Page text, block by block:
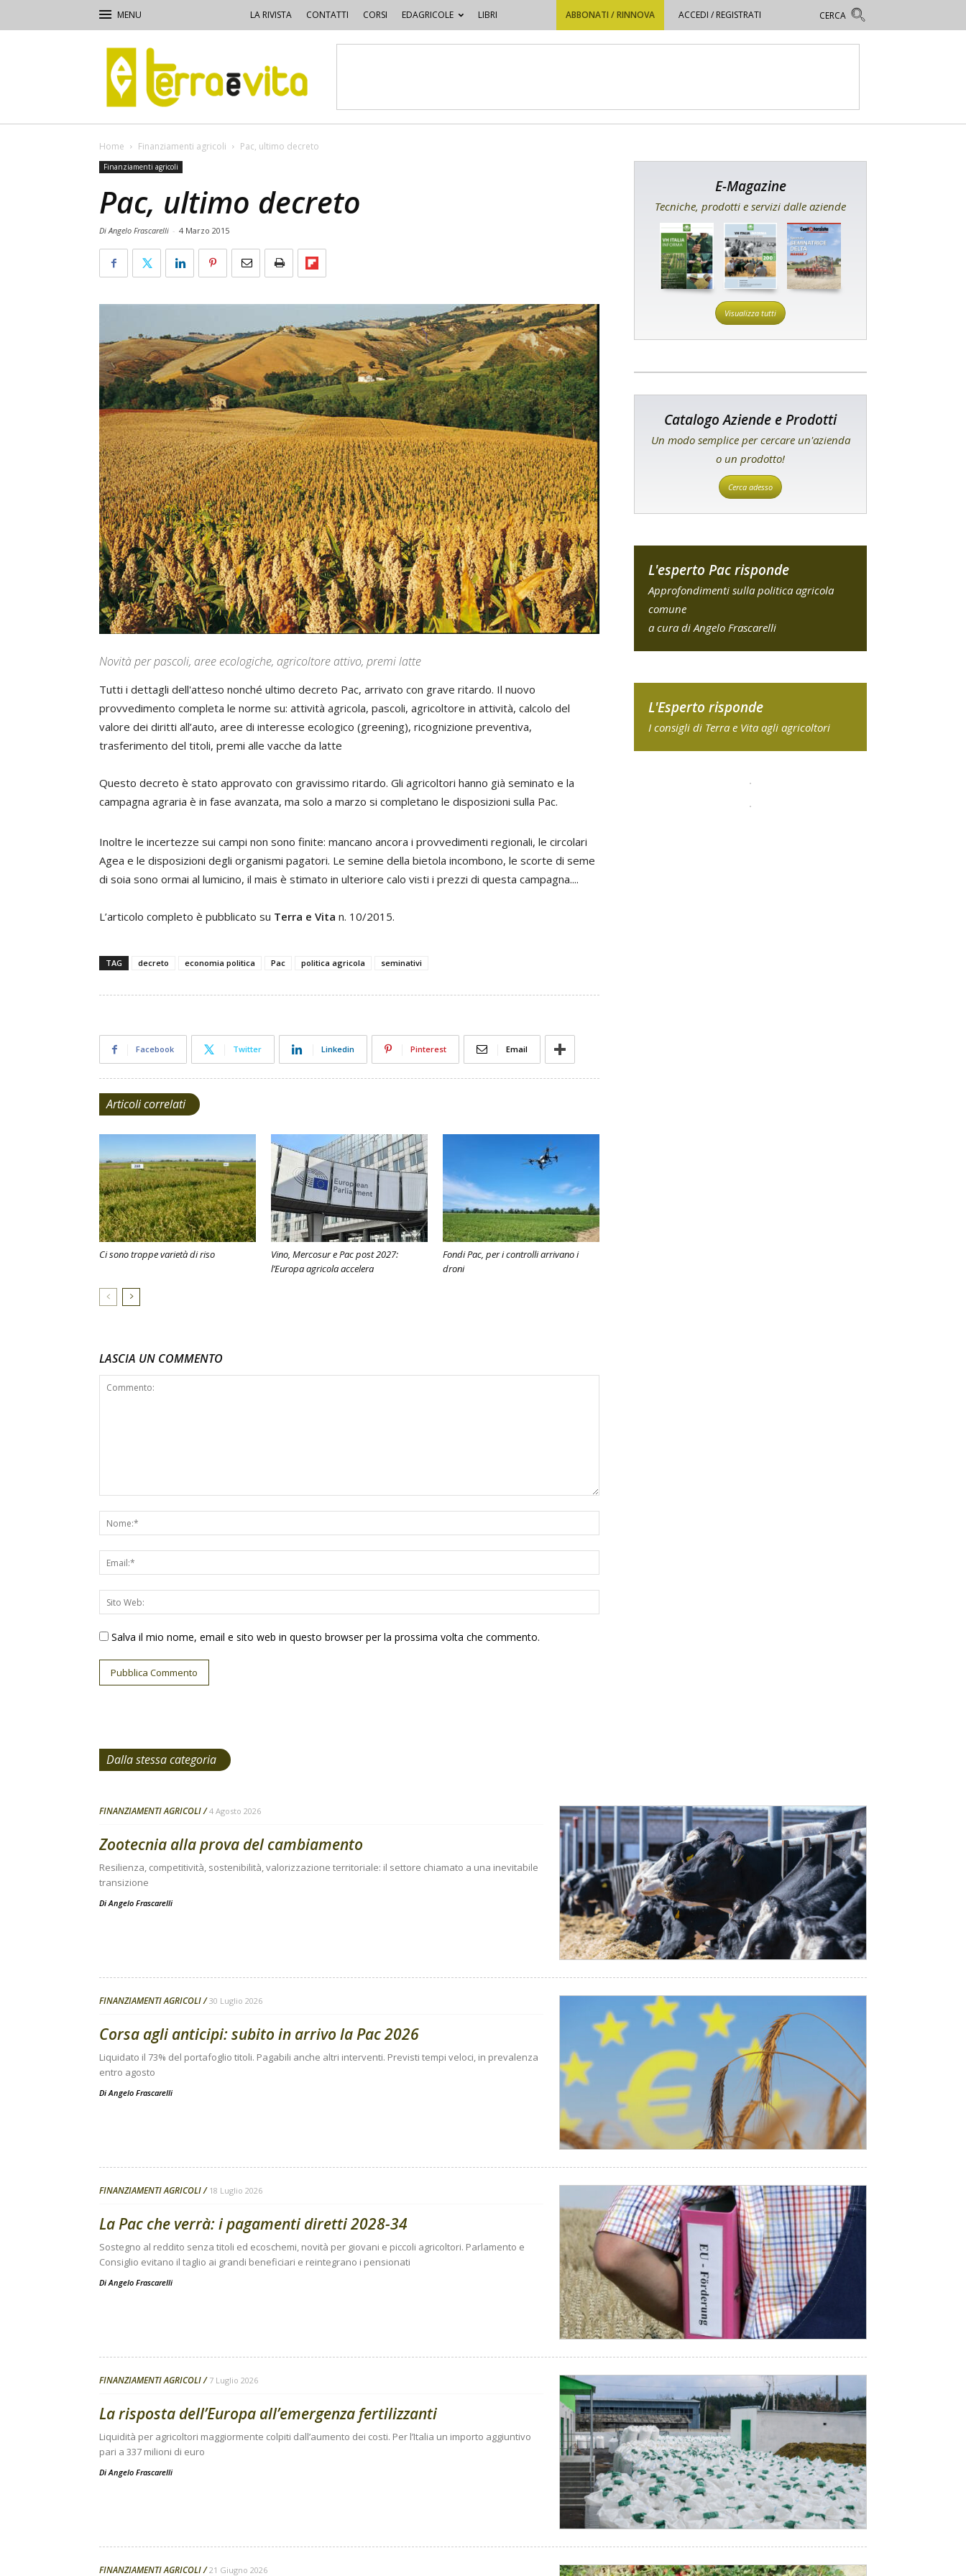
LA RIVISTA CONTATTI CORSI EDAGRICOLE LIBRI ABBONATI / RINNOVA ACCEDI / REGISTRATI
Terra
e
Vita
Home Finanziamenti agricoli Pac, ultimo decreto
Finanziamenti agricoli
Pac, ultimo decreto
Di Angelo Frascarelli - 4 Marzo 2015
Novità per pascoli, aree ecologiche, agricoltore attivo, premi latte
Tutti i dettagli dell'atteso nonché ultimo decreto Pac, arrivato con grave ritardo. Il nuovo
provvedimento completa le norme su: attività agricola, pascoli, agricoltore in attività, calcolo del
valore dei diritti all’auto, aree di interesse ecologico (greening), ricognizione preventiva,
trasferimento del titoli, premi alle vacche da latte
Questo decreto è stato approvato con gravissimo ritardo. Gli agricoltori hanno già seminato e la
campagna agraria è in fase avanzata, ma solo a marzo si completano le disposizioni sulla Pac.
Inoltre le incertezze sui campi non sono finite: mancano ancora i provvedimenti regionali, le circolari
Agea e le disposizioni degli organismi pagatori. Le semine della bietola incombono, le scorte di seme
di soia sono ormai al lumicino, il mais è stimato in ulteriore calo visti i prezzi di questa campagna....
L’articolo completo è pubblicato su Terra e Vita n. 10/2015.
TAG decreto economia politica Pac politica agricola seminativi
Facebook Twitter Linkedin Pinterest Email
Articoli correlati
Ci sono troppe varietà di riso
Vino, Mercosur e Pac post 2027:
l’Europa agricola accelera
Fondi Pac, per i controlli arrivano i
droni
LASCIA UN COMMENTO
Salva il mio nome, email e sito web in questo browser per la prossima volta che commento.
E-Magazine
Tecniche, prodotti e servizi dalle aziende
Visualizza tutti
Catalogo Aziende e Prodotti
Un modo semplice per cercare un'azienda
o un prodotto!
Cerca adesso
L'esperto Pac risponde
Approfondimenti sulla politica agricola
comune
a cura di Angelo Frascarelli
L'Esperto risponde
I consigli di Terra e Vita agli agricoltori
Dalla stessa categoria
FINANZIAMENTI AGRICOLI 4 Agosto 2026
Zootecnia alla prova del cambiamento
Resilienza, competitività, sostenibilità, valorizzazione territoriale: il settore chiamato a una inevitabile
transizione
DiAngelo Frascarelli
FINANZIAMENTI AGRICOLI 30 Luglio 2026
Corsa agli anticipi: subito in arrivo la Pac 2026
Liquidato il 73% del portafoglio titoli. Pagabili anche altri interventi. Previsti tempi veloci, in prevalenza
entro agosto
DiAngelo Frascarelli
FINANZIAMENTI AGRICOLI 18 Luglio 2026
La Pac che verrà: i pagamenti diretti 2028-34
Sostegno al reddito senza titoli ed ecoschemi, novità per giovani e piccoli agricoltori. Parlamento e
Consiglio evitano il taglio ai grandi beneficiari e reintegrano i pensionati
DiAngelo Frascarelli
FINANZIAMENTI AGRICOLI 7 Luglio 2026
La risposta dell’Europa all’emergenza fertilizzanti
Liquidità per agricoltori maggiormente colpiti dall’aumento dei costi. Per l’Italia un importo aggiuntivo
pari a 337 milioni di euro
DiAngelo Frascarelli
FINANZIAMENTI AGRICOLI 21 Giugno 2026